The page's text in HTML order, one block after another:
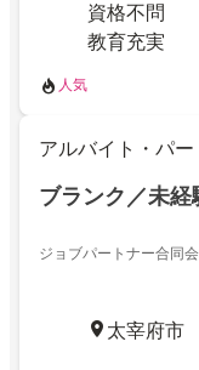
資格不問
教育充実
人気
アルバイト・パー
ブランク／未
ジョブパートナー合同
太宰府市